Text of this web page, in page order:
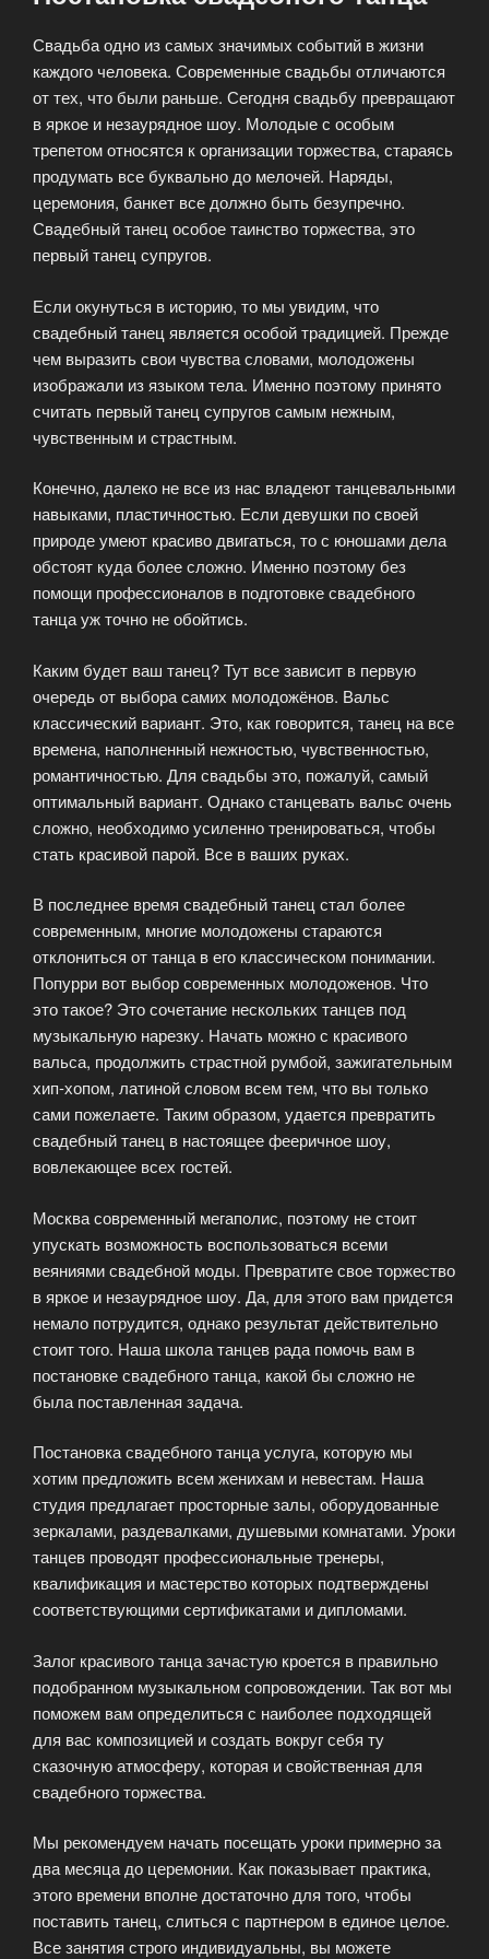
Свадьба одно из самых значимых событий в жизни
каждого человека. Современные свадьбы отличаются
от тех, что были раньше. Сегодня свадьбу превращают
в яркое и незаурядное шоу. Молодые с особым
трепетом относятся к организации торжества, стараясь
продумать все буквально до мелочей. Наряды,
церемония, банкет все должно быть безупречно.
Свадебный танец особое таинство торжества, это
первый танец супругов.
Если окунуться в историю, то мы увидим, что
свадебный танец является особой традицией. Прежде
чем выразить свои чувства словами, молодожены
изображали из языком тела. Именно поэтому принято
считать первый танец супругов самым нежным,
чувственным и страстным.
Конечно, далеко не все из нас владеют танцевальными
навыками, пластичностью. Если девушки по своей
природе умеют красиво двигаться, то с юношами дела
обстоят куда более сложно. Именно поэтому без
помощи профессионалов в подготовке свадебного
танца уж точно не обойтись.
Каким будет ваш танец? Тут все зависит в первую
очередь от выбора самих молодожёнов. Вальс
классический вариант. Это, как говорится, танец на все
времена, наполненный нежностью, чувственностью,
романтичностью. Для свадьбы это, пожалуй, самый
оптимальный вариант. Однако станцевать вальс очень
сложно, необходимо усиленно тренироваться, чтобы
стать красивой парой. Все в ваших руках.
В последнее время свадебный танец стал более
современным, многие молодожены стараются
отклониться от танца в его классическом понимании.
Попурри вот выбор современных молодоженов. Что
это такое? Это сочетание нескольких танцев под
музыкальную нарезку. Начать можно с красивого
вальса, продолжить страстной румбой, зажигательным
хип-хопом, латиной словом всем тем, что вы только
сами пожелаете. Таким образом, удается превратить
свадебный танец в настоящее фееричное шоу,
вовлекающее всех гостей.
Москва современный мегаполис, поэтому не стоит
упускать возможность воспользоваться всеми
веяниями свадебной моды. Превратите свое торжество
в яркое и незаурядное шоу. Да, для этого вам придется
немало потрудится, однако результат действительно
стоит того. Наша школа танцев рада помочь вам в
постановке свадебного танца, какой бы сложно не
была поставленная задача.
Постановка свадебного танца услуга, которую мы
хотим предложить всем женихам и невестам. Наша
студия предлагает просторные залы, оборудованные
зеркалами, раздевалками, душевыми комнатами. Уроки
танцев проводят профессиональные тренеры,
квалификация и мастерство которых подтверждены
соответствующими сертификатами и дипломами.
Залог красивого танца зачастую кроется в правильно
подобранном музыкальном сопровождении. Так вот мы
поможем вам определиться с наиболее подходящей
для вас композицией и создать вокруг себя ту
сказочную атмосферу, которая и свойственная для
свадебного торжества.
Мы рекомендуем начать посещать уроки примерно за
два месяца до церемонии. Как показывает практика,
этого времени вполне достаточно для того, чтобы
поставить танец, слиться с партнером в единое целое.
Все занятия строго индивидуальны, вы можете